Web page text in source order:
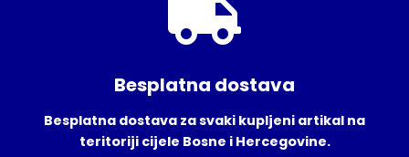
Besplatna dostava
Besplatna dostava za svaki kupljeni artikal na
teritoriji cijele Bosne i Hercegovine.